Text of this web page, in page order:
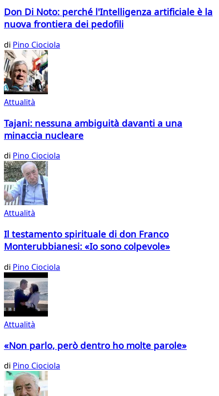
Don Di Noto: perché l'Intelligenza artificiale è la
nuova frontiera dei pedofili
di Pino Ciociola
Attualità
Tajani: nessuna ambiguità davanti a una
minaccia nucleare
di Pino Ciociola
Attualità
Il testamento spirituale di don Franco
Monterubbianesi: «Io sono colpevole»
di Pino Ciociola
Attualità
«Non parlo, però dentro ho molte parole»
di Pino Ciociola